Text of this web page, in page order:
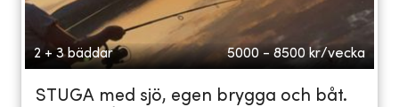
2 + 3 bäddar 5000 - 8500 kr/vecka
STUGA med sjö, egen brygga och båt.